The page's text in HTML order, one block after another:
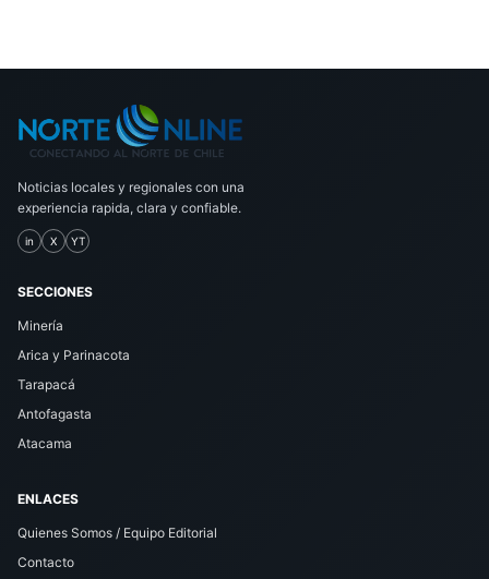
Noticias locales y regionales con una
experiencia rapida, clara y confiable.
in X YT
SECCIONES
Minería
Arica y Parinacota
Tarapacá
Antofagasta
Atacama
ENLACES
Quienes Somos / Equipo Editorial
Contacto